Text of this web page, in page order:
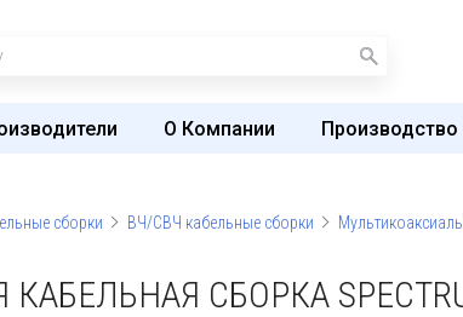
О Компании Производство
сборки ВЧ/СВЧ кабельные сборки
СБОРКА